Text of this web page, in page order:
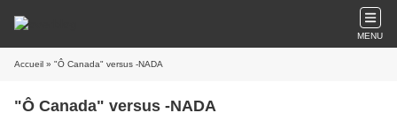
MENU
Accueil » "Ô Canada" versus -NADA
"Ô Canada" versus -NADA